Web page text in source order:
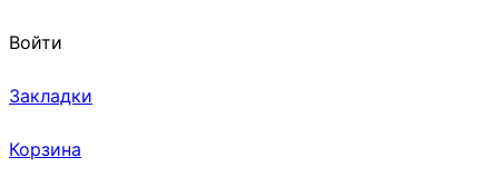
Войти
Закладки
Корзина